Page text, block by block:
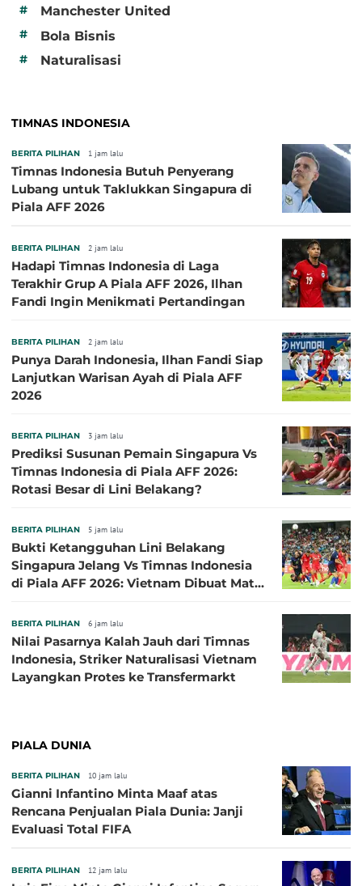
# Manchester United
# Bola Bisnis
# Naturalisasi
TIMNAS INDONESIA
BERITA PILIHAN 1 jam lalu
Timnas Indonesia Butuh Penyerang
Lubang untuk Taklukkan Singapura di
Piala AFF 2026
BERITA PILIHAN 2 jam lalu
Hadapi Timnas Indonesia di Laga
Terakhir Grup A Piala AFF 2026, Ilhan
Fandi Ingin Menikmati Pertandingan
BERITA PILIHAN 2 jam lalu
Punya Darah Indonesia, Ilhan Fandi Siap
Lanjutkan Warisan Ayah di Piala AFF
2026
BERITA PILIHAN 3 jam lalu
Prediksi Susunan Pemain Singapura Vs
Timnas Indonesia di Piala AFF 2026:
Rotasi Besar di Lini Belakang?
BERITA PILIHAN 5 jam lalu
Bukti Ketangguhan Lini Belakang
Singapura Jelang Vs Timnas Indonesia
di Piala AFF 2026: Vietnam Dibuat Mati
BERITA PILIHAN 6 jam lalu
Nilai Pasarnya Kalah Jauh dari Timnas
Indonesia, Striker Naturalisasi Vietnam
Layangkan Protes ke Transfermarkt
PIALA DUNIA
BERITA PILIHAN 10 jam lalu
Gianni Infantino Minta Maaf atas
Rencana Penjualan Piala Dunia: Janji
Evaluasi Total FIFA
BERITA PILIHAN 12 jam lalu